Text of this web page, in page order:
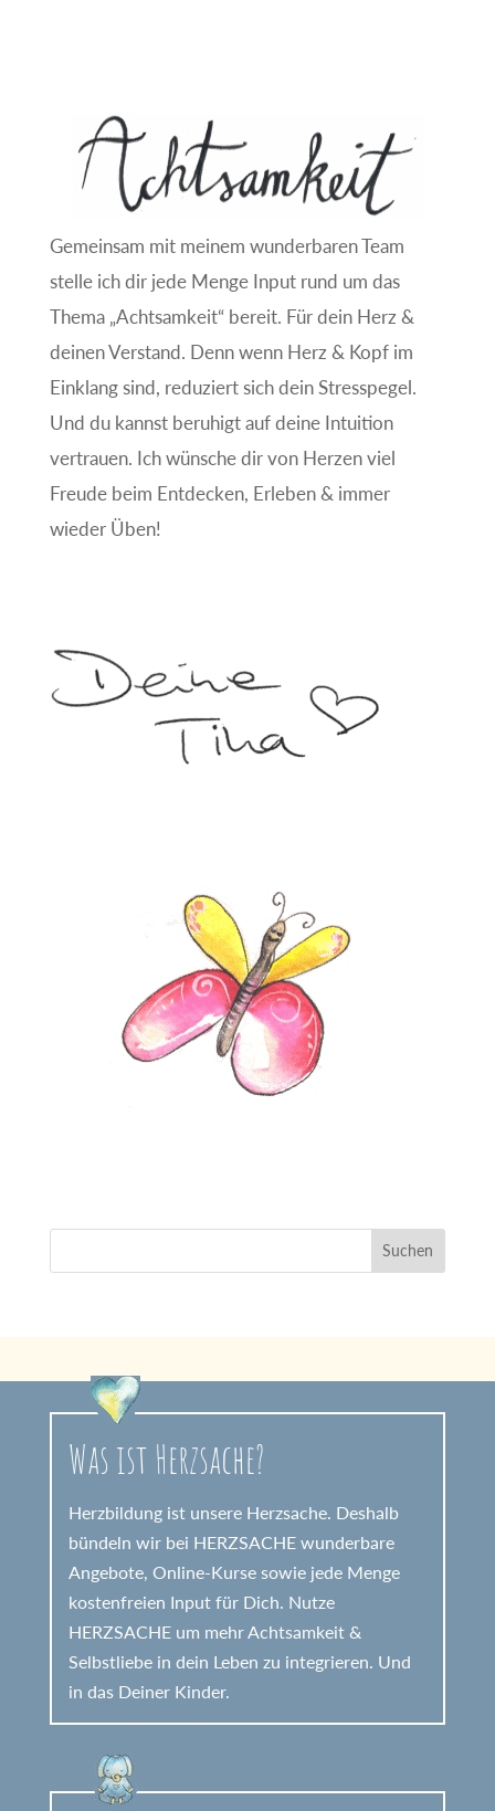
Gemeinsam mit meinem wunderbaren Team
stelle ich dir jede Menge Input rund um das
Thema „Achtsamkeit“ bereit. Für dein Herz &
deinen Verstand. Denn wenn Herz & Kopf im
Einklang sind, reduziert sich dein Stresspegel.
Und du kannst beruhigt auf deine Intuition
vertrauen. Ich wünsche dir von Herzen viel
Freude beim Entdecken, Erleben & immer
wieder Üben!
Was ist Herzsache?
Herzbildung ist unsere Herzsache. Deshalb
bündeln wir bei HERZSACHE wunderbare
Angebote, Online-Kurse sowie jede Menge
kostenfreien Input für Dich. Nutze
HERZSACHE um mehr Achtsamkeit &
Selbstliebe in dein Leben zu integrieren. Und
in das Deiner Kinder.